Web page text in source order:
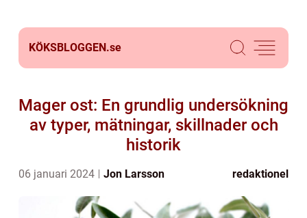
KÖKSBLOGGEN.se
Mager ost: En grundlig undersökning
av typer, mätningar, skillnader och
historik
06 januari 2024 Jon Larsson redaktionel